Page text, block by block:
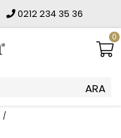
0212 234 35 36
0